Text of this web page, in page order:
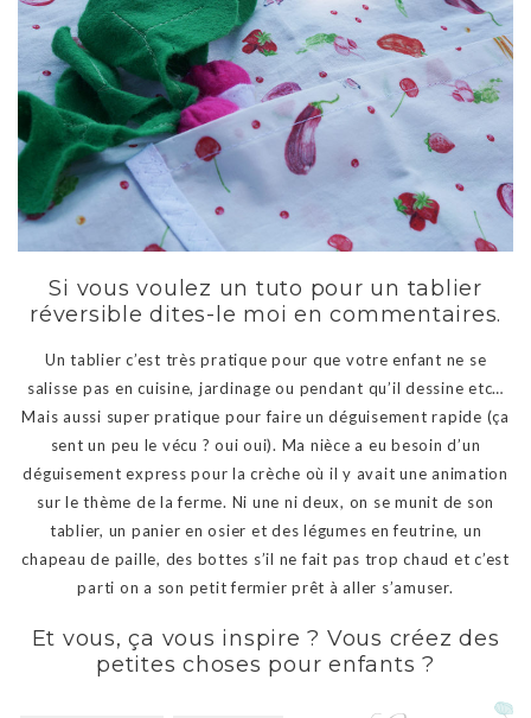
Si vous voulez un tuto pour un tablier
réversible dites-le moi en commentaires.
Un tablier c’est très pratique pour que votre enfant ne se
salisse pas en cuisine, jardinage ou pendant qu’il dessine etc…
Mais aussi super pratique pour faire un déguisement rapide (ça
sent un peu le vécu ? oui oui). Ma nièce a eu besoin d’un
déguisement express pour la crèche où il y avait une animation
sur le thème de la ferme. Ni une ni deux, on se munit de son
tablier, un panier en osier et des légumes en feutrine, un
chapeau de paille, des bottes s’il ne fait pas trop chaud et c’est
parti on a son petit fermier prêt à aller s’amuser.
Et vous, ça vous inspire ? Vous créez des
petites choses pour enfants ?